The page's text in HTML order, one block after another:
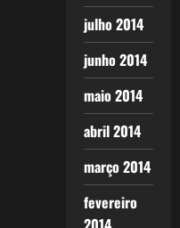
julho 2014
junho 2014
maio 2014
abril 2014
março 2014
fevereiro